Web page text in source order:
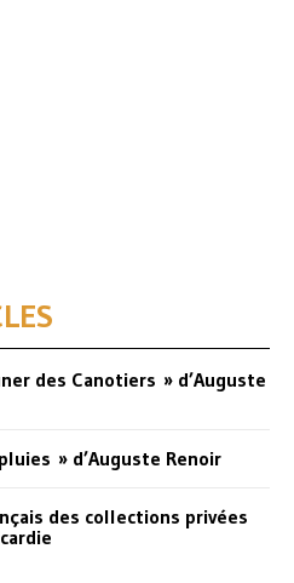
des Canotiers » d’Auguste
» d’Auguste Renoir
des collections privées